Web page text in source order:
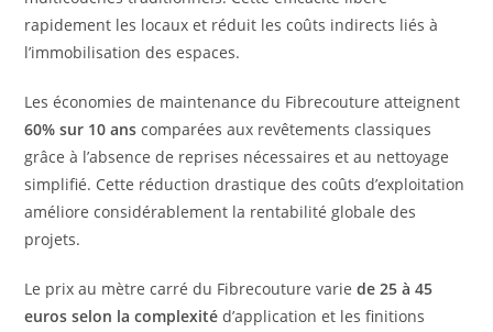
rapidement les locaux et réduit les coûts indirects liés à
l’immobilisation des espaces.
Les économies de maintenance du Fibrecouture atteignent
60% sur 10 ans comparées aux revêtements classiques
grâce à l’absence de reprises nécessaires et au nettoyage
simplifié. Cette réduction drastique des coûts d’exploitation
améliore considérablement la rentabilité globale des
projets.
Le prix au mètre carré du Fibrecouture variede 25 à 45
euros selon la complexité d’application et les finitions